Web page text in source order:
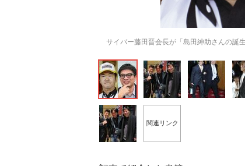
サイバー藤田晋会長が「島田紳助さんの誕
関連リンク